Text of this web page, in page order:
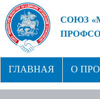
СОЮЗ
ГЛАВНАЯ О